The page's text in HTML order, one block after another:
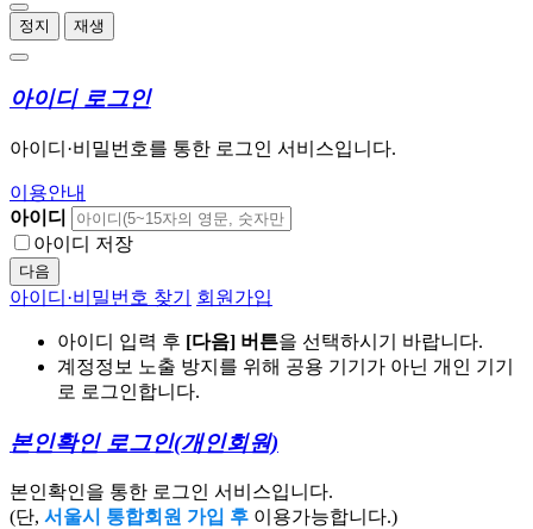
정지 재생
아이디 로그인
아이디·비밀번호를 통한 로그인 서비스입니다.
이용안내
아이디
아이디 저장
다음
아이디·비밀번호 찾기 회원가입
아이디 입력 후 [다음] 버튼을 선택하시기 바랍니다.
계정정보 노출 방지를 위해 공용 기기가 아닌 개인 기기
로 로그인합니다.
본인확인 로그인(개인회원)
본인확인을 통한 로그인 서비스입니다.
(단, 서울시 통합회원 가입 후 이용가능합니다.)